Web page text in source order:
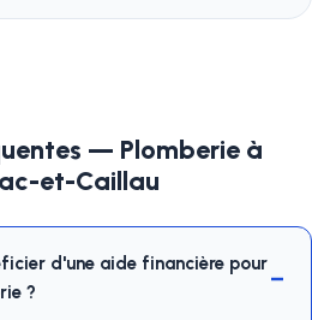
— Plomberie à
et-Caillau
d'une aide financière pour
?